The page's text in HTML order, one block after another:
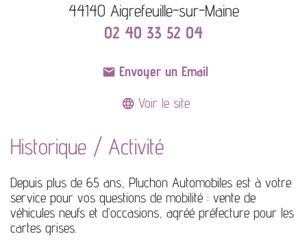
44140 Aigrefeuille-sur-Maine
02 40 33 52 04
mail Envoyer un Email
language Voir le site
Historique / Activité
Depuis plus de 65 ans, Pluchon Automobiles est à votre
service pour vos questions de mobilité : vente de
véhicules neufs et d’occasions, agréé préfecture pour les
cartes grises.